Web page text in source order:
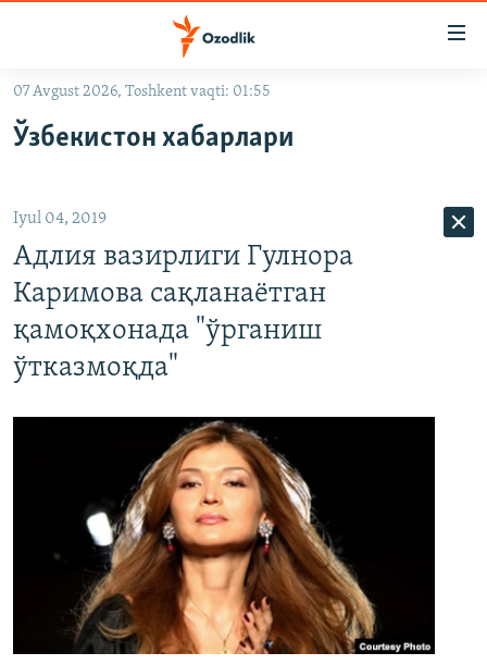
Асосий
Қидиришга
ўтинг
OZODLIK SURISHTIRUVLARI
На русском
ИЖТИМОИЙ ТАРМОҚЛАР
Озодлик бошқа тилларда
07 Avgust 2026, Toshkent vaqti: 01:55
Ўзбекистон хабарлари
Iyul 04, 2019
Адлия вазирлиги Гулнора
Каримова сақланаётган
қамоқхонада "ўрганиш
ўтказмоқда"